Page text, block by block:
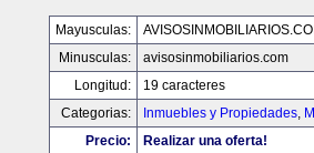
Mayusculas:
Minusculas:
avisosinmobiliarios.com
Longitud:
19 caracteres
Categorias:
Inmuebles y Propiedades,
Precio:
Realizar una oferta!